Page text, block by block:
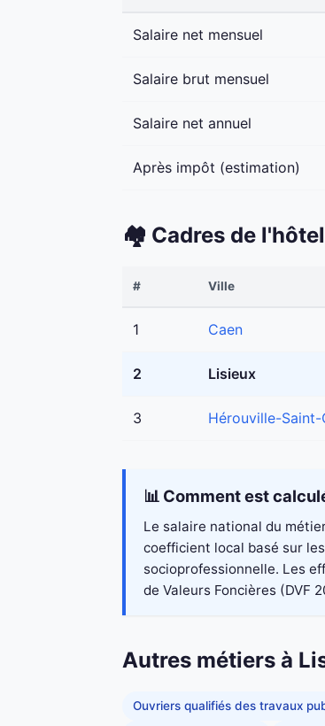
Salaire net mensuel
Salaire brut mensuel
Salaire net annuel
Après impôt (estimation)
🏘️ Cadres de
# Ville
1 Caen
2 Lisieux
3 Hérouville-Saint-
📊 Comment est
Le salaire national du
coefficient local basé sur
socioprofessionnelle. Les
de Valeurs Foncières (DVF
Autres métiers à
Ouvriers qualifiés des travaux